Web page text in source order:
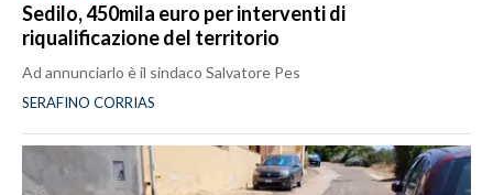
Sedilo, 450mila euro per interventi di
riqualificazione del territorio
Ad annunciarlo è il sindaco Salvatore Pes
SERAFINO CORRIAS